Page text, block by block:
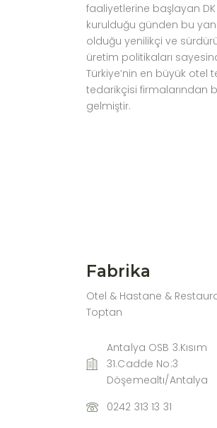
faaliyetlerine başlayan DK
kurulduğu günden bu
olduğu yenilikçi ve
üretim politikaları
Türkiye’nin en büyük otel
tedarikçisi firmalarından
gelmiştir.
Fabrika
Otel & Hastane &
Toptan
Antalya OSB 3.Kısım
31.Cadde No:3
Döşemealtı/Antalya
0242 313 13 31